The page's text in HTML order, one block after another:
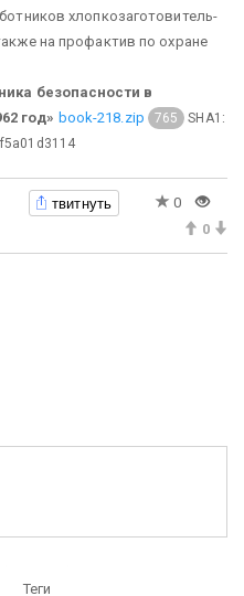
хлопкозаготовитель­
на профактив по охране
безопасности в
год» book-218.zip 765
SHA1:
твитнуть
0
0
Теги